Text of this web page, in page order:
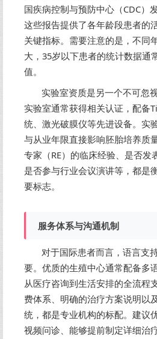
国疾病控制与预防中心（CDC）
这些报告提供了各年龄段患者的
关键指标。需要注意的是，不同
大，35岁以下患者的统计数据通
值。
实验室资质是另一个不可忽
实验室通常获得相关认证，配备
统、激光破膜仪等先进设备。实
与从业年限直接影响胚胎培养质
专家（RE）的临床经验、是否发
是否参与行业会议演讲等，都是
要标志。
服务体系与沟通机制
对于国际患者而言，语言支
要。优质的生殖中心通常配备多
从医疗咨询到生活安排的全流程
费体系、明确的治疗方案说明以
统，都是专业机构的标配。建议
视频问诊、能够提前制定详细治